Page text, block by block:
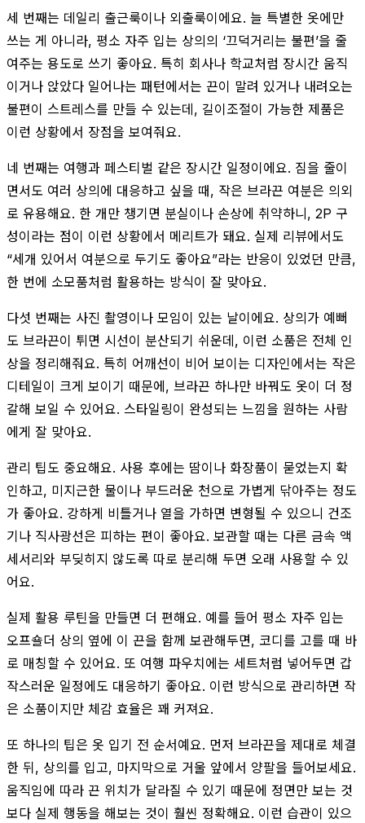
세 번째는 데일리 출근룩이나 외출룩이에요. 늘 특별한 옷에만
쓰는 게 아니라, 평소 자주 입는 상의의 ‘끄덕거리는 불편’을 줄
여주는 용도로 쓰기 좋아요. 특히 회사나 학교처럼 장시간 움직
이거나 앉았다 일어나는 패턴에서는 끈이 말려 있거나 내려오는
불편이 스트레스를 만들 수 있는데, 길이조절이 가능한 제품은
이런 상황에서 장점을 보여줘요.
네 번째는 여행과 페스티벌 같은 장시간 일정이에요. 짐을 줄이
면서도 여러 상의에 대응하고 싶을 때, 작은 브라끈 여분은 의외
로 유용해요. 한 개만 챙기면 분실이나 손상에 취약하니, 2P 구
성이라는 점이 이런 상황에서 메리트가 돼요. 실제 리뷰에서도
“세개 있어서 여분으로 두기도 좋아요”라는 반응이 있었던 만큼,
한 번에 소모품처럼 활용하는 방식이 잘 맞아요.
다섯 번째는 사진 촬영이나 모임이 있는 날이에요. 상의가 예뻐
도 브라끈이 튀면 시선이 분산되기 쉬운데, 이런 소품은 전체 인
상을 정리해줘요. 특히 어깨선이 비어 보이는 디자인에서는 작은
디테일이 크게 보이기 때문에, 브라끈 하나만 바꿔도 옷이 더 정
갈해 보일 수 있어요. 스타일링이 완성되는 느낌을 원하는 사람
에게 잘 맞아요.
관리 팁도 중요해요. 사용 후에는 땀이나 화장품이 묻었는지 확
인하고, 미지근한 물이나 부드러운 천으로 가볍게 닦아주는 정도
가 좋아요. 강하게 비틀거나 열을 가하면 변형될 수 있으니 건조
기나 직사광선은 피하는 편이 좋아요. 보관할 때는 다른 금속 액
세서리와 부딪히지 않도록 따로 분리해 두면 오래 사용할 수 있
어요.
실제 활용 루틴을 만들면 더 편해요. 예를 들어 평소 자주 입는
오프숄더 상의 옆에 이 끈을 함께 보관해두면, 코디를 고를 때 바
로 매칭할 수 있어요. 또 여행 파우치에는 세트처럼 넣어두면 갑
작스러운 일정에도 대응하기 좋아요. 이런 방식으로 관리하면 작
은 소품이지만 체감 효율은 꽤 커져요.
또 하나의 팁은 옷 입기 전 순서예요. 먼저 브라끈을 제대로 체결
한 뒤, 상의를 입고, 마지막으로 거울 앞에서 양팔을 들어보세요.
움직임에 따라 끈 위치가 달라질 수 있기 때문에 정면만 보는 것
보다 실제 행동을 해보는 것이 훨씬 정확해요. 이런 습관이 있으